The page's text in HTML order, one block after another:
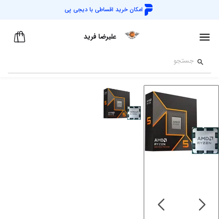
امکان خرید اقساطی با دیجی پی
علیرضا فرید